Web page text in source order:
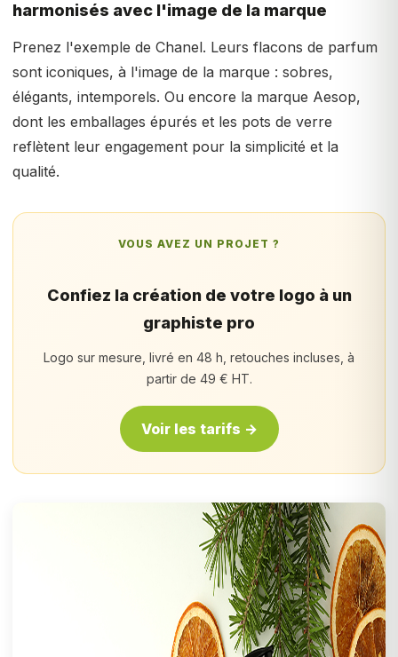
harmonisés avec l'image de la marque
Prenez l'exemple de Chanel. Leurs flacons de parfum
sont iconiques, à l'image de la marque : sobres,
élégants, intemporels. Ou encore la marque Aesop,
dont les emballages épurés et les pots de verre
reflètent leur engagement pour la simplicité et la
qualité.
VOUS AVEZ UN PROJET ?
Confiez la création de votre logo à un
graphiste pro
Logo sur mesure, livré en 48 h, retouches incluses, à
partir de 49 € HT.
Voir les tarifs →